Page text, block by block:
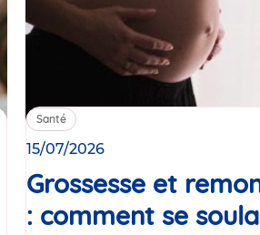
Santé
15/07/2026
Grossesse et
: comment se